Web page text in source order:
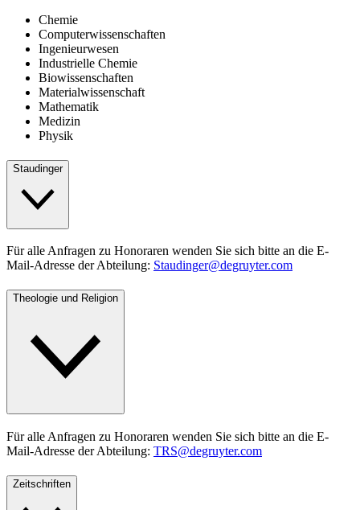
Chemie
Computerwissenschaften
Ingenieurwesen
Industrielle Chemie
Biowissenschaften
Materialwissenschaft
Mathematik
Medizin
Physik
Staudinger
Für alle Anfragen zu Honoraren wenden Sie sich bitte an die E-
Mail-Adresse der Abteilung: Staudinger@degruyter.com
Theologie und Religion
Für alle Anfragen zu Honoraren wenden Sie sich bitte an die E-
Mail-Adresse der Abteilung: TRS@degruyter.com
Zeitschriften